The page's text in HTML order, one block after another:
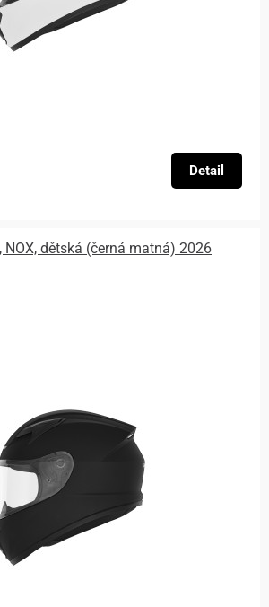
Detail
NOX, dětská (černá matná) 2026